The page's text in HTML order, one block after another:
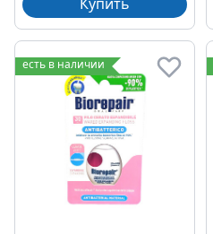
есть в наличии